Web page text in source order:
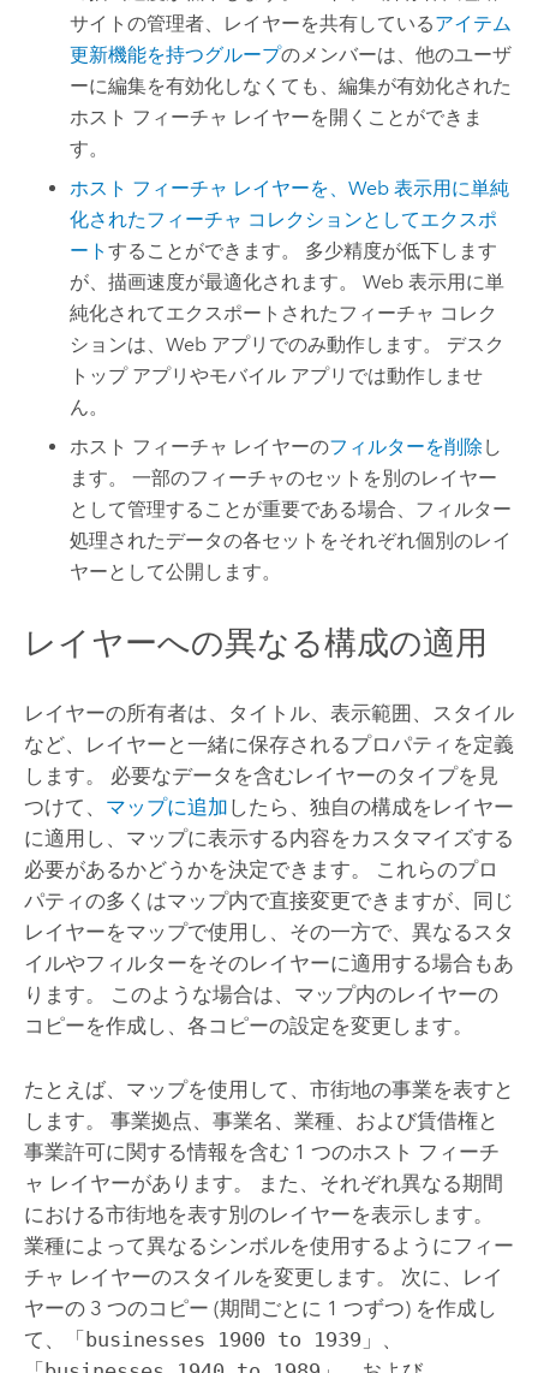
サイトの管理者、レイヤーを共有しているアイテム
更新機能を持つグループのメンバーは、他のユーザ
ーに編集を有効化しなくても、編集が有効化された
ホスト フィーチャ レイヤーを開くことができま
す。
ホスト フィーチャ レイヤーを、Web 表示用に単純
化されたフィーチャ コレクションとしてエクスポ
ートすることができます。 多少精度が低下します
が、描画速度が最適化されます。 Web 表示用に単
純化されてエクスポートされたフィーチャ コレク
ションは、Web アプリでのみ動作します。 デスク
トップ アプリやモバイル アプリでは動作しませ
ん。
ホスト フィーチャ レイヤーのフィルターを削除 し
ます。 一部のフィーチャのセットを別のレイヤー
として管理することが重要である場合、フィルター
処理されたデータの各セットをそれぞれ個別のレイ
ヤーとして公開します。
レイヤーへの異なる構成の適用
レイヤーの所有者は、タイトル、表示範囲、スタイル
など、レイヤーと一緒に保存されるプロパティを定義
します。 必要なデータを含むレイヤーのタイプを見
つけて、 マップに追加 したら、独自の構成をレイヤー
に適用し、マップに表示する内容をカスタマイズする
必要があるかどうかを決定できます。 これらのプロ
パティの多くはマップ内で直接変更できますが、同じ
レイヤーをマップで使用し、その一方で、異なるスタ
イルやフィルターをそのレイヤーに適用する場合もあ
ります。 このような場合は、マップ内のレイヤーの
コピーを作成し、各コピーの設定を変更します。
たとえば、マップを使用して、市街地の事業を表すと
します。 事業拠点、事業名、業種、および賃借権と
事業許可に関する情報を含む 1 つのホスト フィーチ
ャ レイヤーがあります。 また、それぞれ異なる期間
における市街地を表す別のレイヤーを表示します。
業種によって異なるシンボルを使用するようにフィー
チャ レイヤーのスタイルを変更します。 次に、レイ
ヤーの 3 つのコピー (期間ごとに 1 つずつ) を作成し
て、「businesses 1900 to 1939 」、